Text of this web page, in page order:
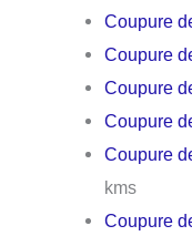
Coupure
Coupure
Coupure
Coupure
Coupure
kms
Coupure